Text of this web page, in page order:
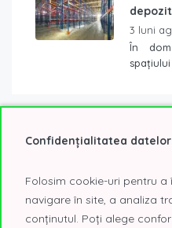
3 luni
În
spațiului
Etichete
birouri
birouri
Confidențialitatea datelor
Folosim cookie-uri pentru
navigare în site, a analiza
conținutul. Poți alege